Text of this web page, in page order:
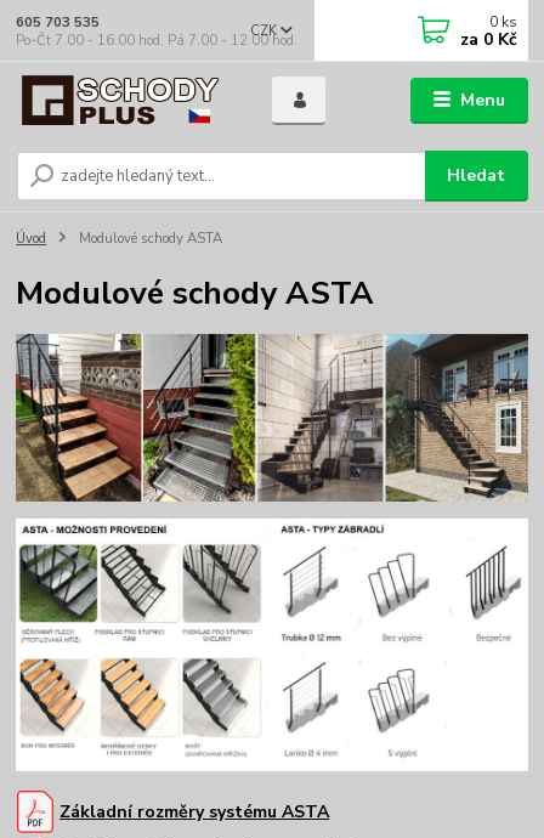
Menu
CZK
Hledat
605 703 535
Po-Čt 7.00 - 16.00 hod. Pá 7.00 - 12.00 hod.
0 ks
za 0 Kč
Úvod Modulové schody ASTA
Modulové schody ASTA
Základní rozměry systému ASTA